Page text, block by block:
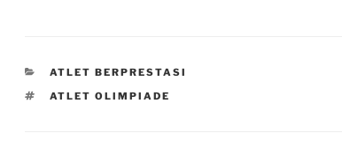
CATEGORIES
ATLET BERPRESTASI
TAGS
ATLET OLIMPIADE